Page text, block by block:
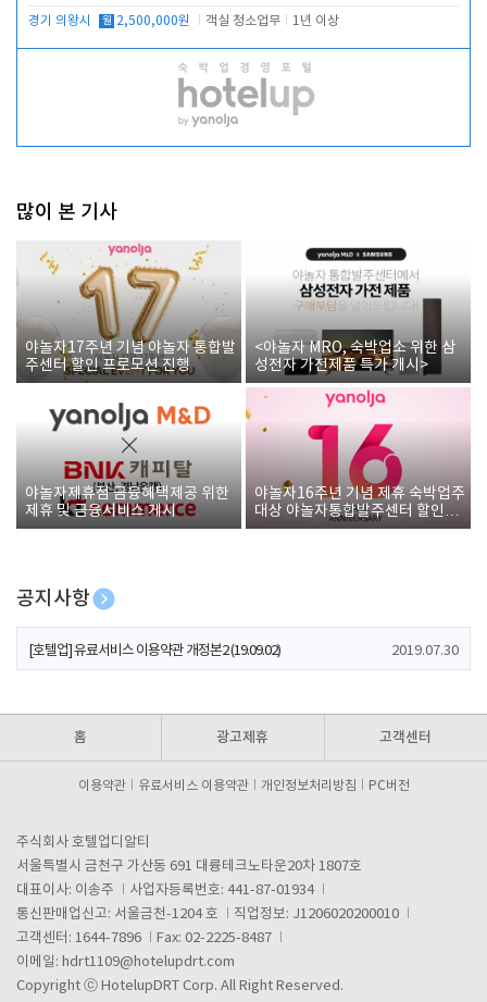
경기 의왕시 월 2,500,000원 객실 청소업무 1년 이상
많이 본 기사
야놀자17주년 기념 야놀자 통합발
주센터 할인 프로모션 진행
<야놀자 MRO, 숙박업소 위한 삼
성전자 가전제품 특가 개시>
야놀자제휴점 금융혜택제공 위한
제휴 및 금융서비스 게시
야놀자16주년 기념 제휴 숙박업주
대상 야놀자통합발주센터 할인쿠
폰 증정
공지사항
[호텔업] 개인정보 처리방침 개정본1 (19.09.02)
[호텔업] 유료서비스 이용약관 개정본2 (19.09.02) 2019.07.30
홈 광고제휴 고객센터
이용약관 유료서비스 이용약관 개인정보처리방침 PC버전
주식회사 호텔업디알티
서울특별시 금천구 가산동 691 대륭테크노타운20차 1807호
대표이사: 이송주
사업자등록번호: 441-87-01934
통신판매업신고: 서울금천-1204 호
직업정보: J1206020200010
고객센터: 1644-7896
Fax: 02-2225-8487
이메일: hdrt1109@hotelupdrt.com
Copyright ⓒ HotelupDRT Corp. All Right Reserved.